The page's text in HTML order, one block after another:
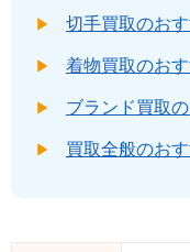
切手買取のお
着物買取のお
ブランド買取
買取全般のお